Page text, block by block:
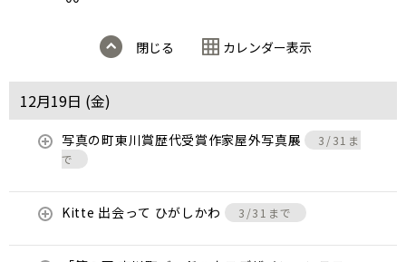
閉じる カレンダー表示
12月19日 (金)
写真の町東川賞歴代受賞作家屋外写真展
3/31ま
で
Kitte 出会って ひがしかわ 3/31まで